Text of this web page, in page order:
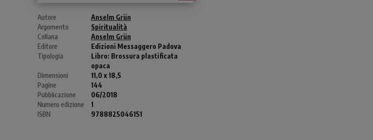
Autore
Anselm Grün
Argomento
Spiritualità
Collana
Anselm Grün
Editore
Edizioni Messaggero Padova
Tipologia
Libro: Brossura plastificata
opaca
Dimensioni
11,0 x 18,5
Pagine
144
Pubblicazione
06/2018
Numero edizione
1
ISBN
9788825046151